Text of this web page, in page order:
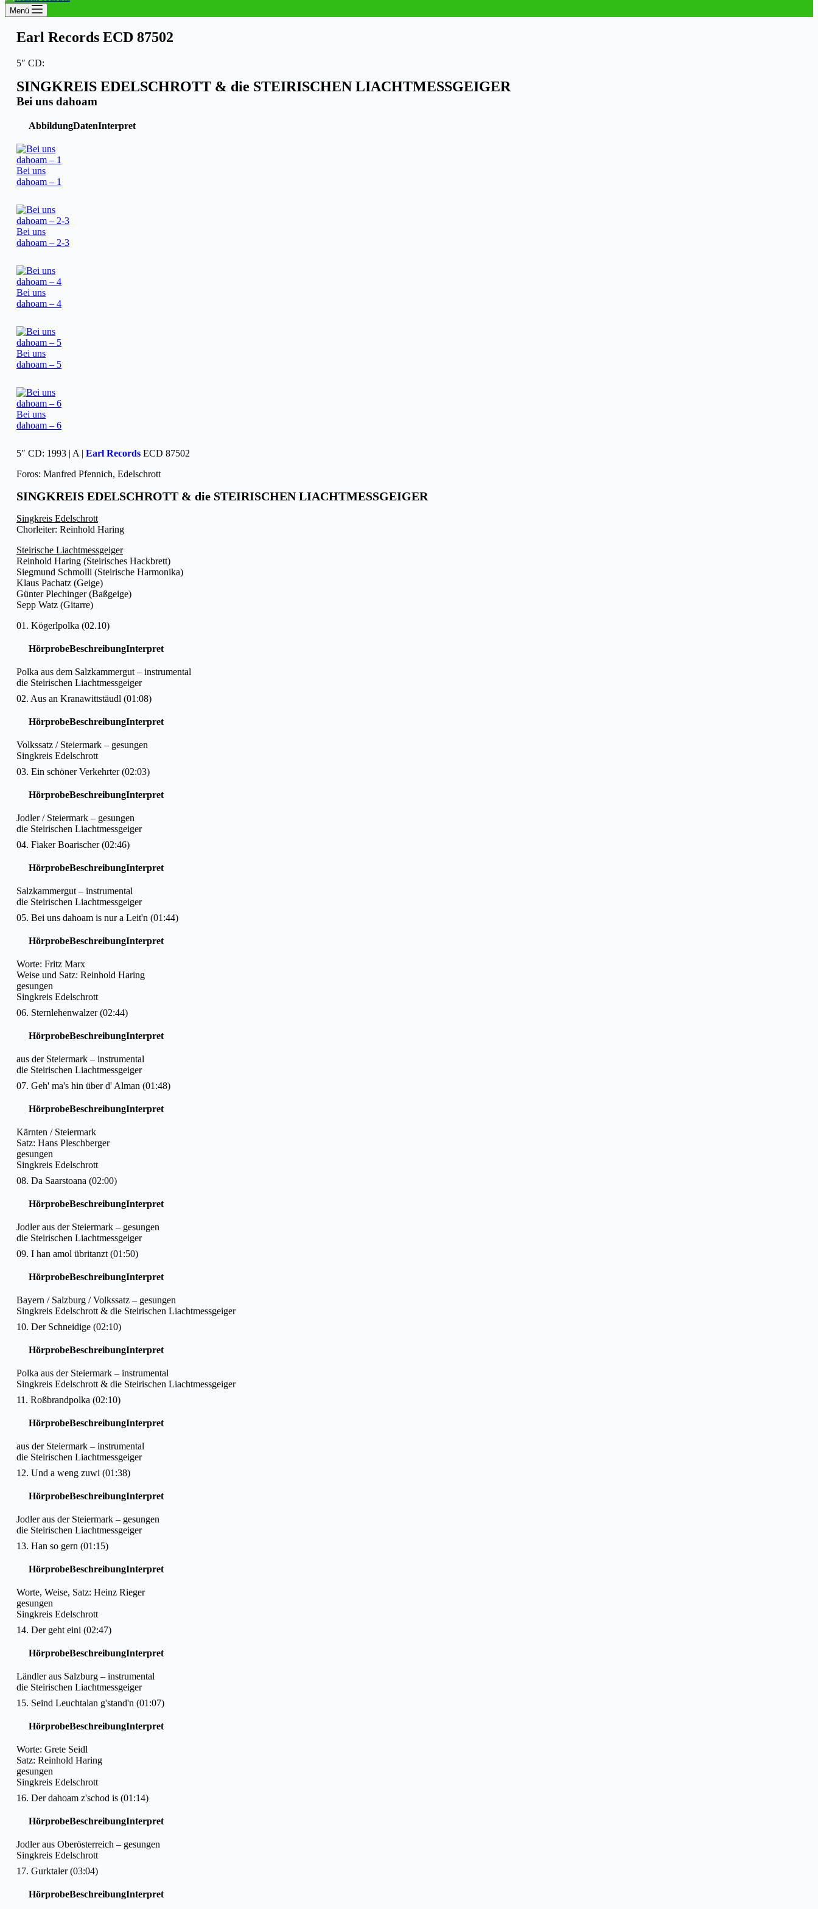
Menü
Earl Records ECD 87502
5″ CD:
SINGKREIS EDELSCHROTT & die STEIRISCHEN LIACHTMESSGEIGER
Bei uns dahoam
AbbildungDatenInterpret
Bei uns
dahoam – 1
Bei uns
dahoam – 2-3
Bei uns
dahoam – 4
Bei uns
dahoam – 5
Bei uns
dahoam – 6
5″ CD: 1993 | A | Earl Records ECD 87502
Foros: Manfred Pfennich, Edelschrott
SINGKREIS EDELSCHROTT & die STEIRISCHEN LIACHTMESSGEIGER
Singkreis Edelschrott
Chorleiter: Reinhold Haring
Steirische Liachtmessgeiger
Reinhold Haring (Steirisches Hackbrett)
Siegmund Schmolli (Steirische Harmonika)
Klaus Pachatz (Geige)
Günter Plechinger (Baßgeige)
Sepp Watz (Gitarre)
01. Kögerlpolka (02.10)
HörprobeBeschreibungInterpret
Polka aus dem Salzkammergut – instrumental
die Steirischen Liachtmessgeiger
02. Aus an Kranawittstäudl (01:08)
HörprobeBeschreibungInterpret
Volkssatz / Steiermark – gesungen
Singkreis Edelschrott
03. Ein schöner Verkehrter (02:03)
HörprobeBeschreibungInterpret
Jodler / Steiermark – gesungen
die Steirischen Liachtmessgeiger
04. Fiaker Boarischer (02:46)
HörprobeBeschreibungInterpret
Salzkammergut – instrumental
die Steirischen Liachtmessgeiger
05. Bei uns dahoam is nur a Leit'n (01:44)
HörprobeBeschreibungInterpret
Worte: Fritz Marx
Weise und Satz: Reinhold Haring
gesungen
Singkreis Edelschrott
06. Sternlehenwalzer (02:44)
HörprobeBeschreibungInterpret
aus der Steiermark – instrumental
die Steirischen Liachtmessgeiger
07. Geh' ma's hin über d' Alman (01:48)
HörprobeBeschreibungInterpret
Kärnten / Steiermark
Satz: Hans Pleschberger
gesungen
Singkreis Edelschrott
08. Da Saarstoana (02:00)
HörprobeBeschreibungInterpret
Jodler aus der Steiermark – gesungen
die Steirischen Liachtmessgeiger
09. I han amol übritanzt (01:50)
HörprobeBeschreibungInterpret
Bayern / Salzburg / Volkssatz – gesungen
Singkreis Edelschrott & die Steirischen Liachtmessgeiger
10. Der Schneidige (02:10)
HörprobeBeschreibungInterpret
Polka aus der Steiermark – instrumental
Singkreis Edelschrott & die Steirischen Liachtmessgeiger
11. Roßbrandpolka (02:10)
HörprobeBeschreibungInterpret
aus der Steiermark – instrumental
die Steirischen Liachtmessgeiger
12. Und a weng zuwi (01:38)
HörprobeBeschreibungInterpret
Jodler aus der Steiermark – gesungen
die Steirischen Liachtmessgeiger
13. Han so gern (01:15)
HörprobeBeschreibungInterpret
Worte, Weise, Satz: Heinz Rieger
gesungen
Singkreis Edelschrott
14. Der geht eini (02:47)
HörprobeBeschreibungInterpret
Ländler aus Salzburg – instrumental
die Steirischen Liachtmessgeiger
15. Seind Leuchtalan g'stand'n (01:07)
HörprobeBeschreibungInterpret
Worte: Grete Seidl
Satz: Reinhold Haring
gesungen
Singkreis Edelschrott
16. Der dahoam z'schod is (01:14)
HörprobeBeschreibungInterpret
Jodler aus Oberösterreich – gesungen
Singkreis Edelschrott
17. Gurktaler (03:04)
HörprobeBeschreibungInterpret